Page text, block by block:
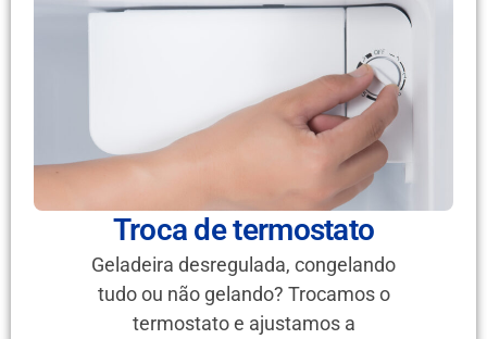
Troca de termostato
Geladeira desregulada, congelando
tudo ou não gelando? Trocamos o
termostato e ajustamos a